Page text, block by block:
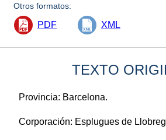
Otros formatos:
PDF XML
TEXTO
Provincia: Barcelona.
Corporación: Esplugues de